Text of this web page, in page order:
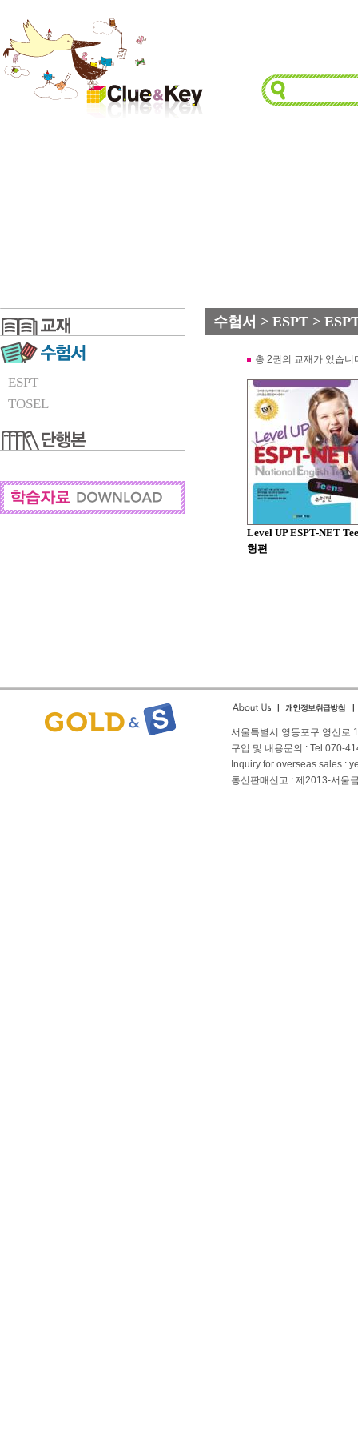
ESPT
TOSEL
수험서 > ESPT >
총 2권의 교재가 있습니
Level UP ESPT-NET
형편
서울특별시 영등포구 영신로
구입 및 내용문의 : Tel 070-
Inquiry for overseas sales :
통신판매신고 : 제2013-서울